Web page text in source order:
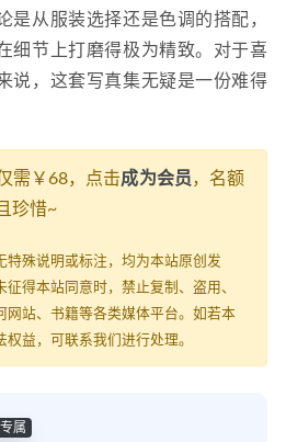
是从服装选择还是色调的搭配，
细节上打磨得极为精致。对于喜
说，这套写真集无疑是一份难得
需￥68，点击成为会员，名额
珍惜~
特殊说明或标注，均为本站原创发
得本站同意时，禁止复制、盗用、
网站、书籍等各类媒体平台。如若本
益，可联系我们进行处理。
属